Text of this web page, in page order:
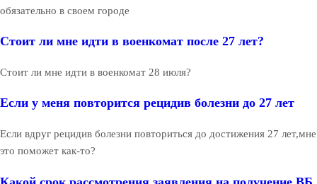
обязательно в своем городе
Стоит ли мне идти в военкомат после 27 лет?
Стоит ли мне идти в военкомат 28 июля?
Если у меня повторится рецидив болезни до 27 лет
Если вдруг рецидив болезни повториться до достижения 27 лет,мне
это поможет как-то?